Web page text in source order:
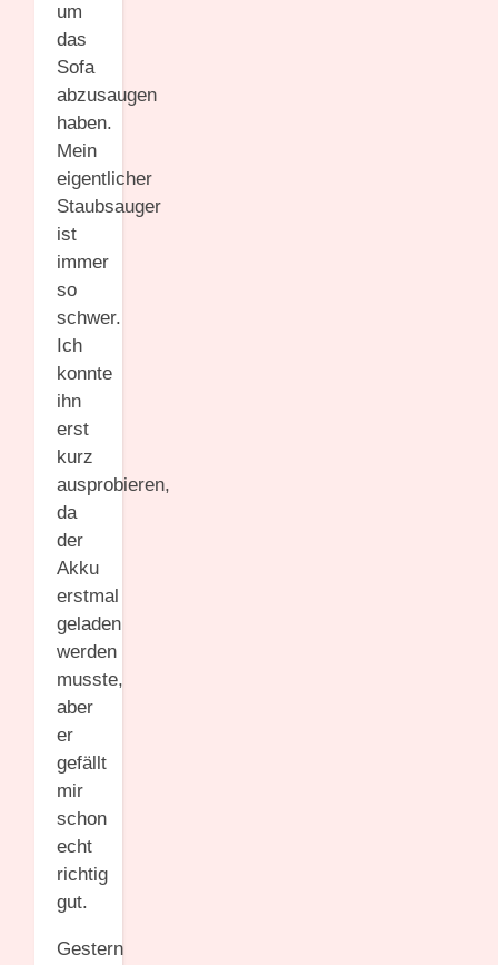
um
das
Sofa
abzusaugen
haben.
Mein
eigentlicher
Staubsauger
ist
immer
so
schwer.
Ich
konnte
ihn
erst
kurz
ausprobieren,
da
der
Akku
erstmal
geladen
werden
musste,
aber
er
gefällt
mir
schon
echt
richtig
gut.
Gestern